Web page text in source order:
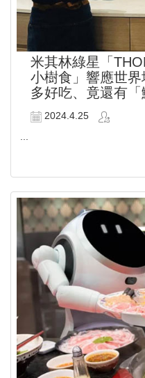
米其林綠星「
小樹食」響應世
多好吃、竟還有「
2024.4.25
...